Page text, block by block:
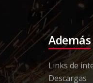
Además
Links de
Descargas